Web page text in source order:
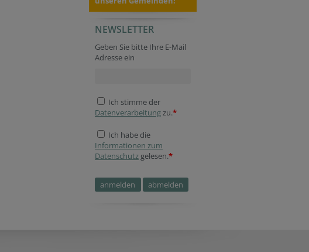
NEWSLETTER
Geben Sie bitte Ihre E-Mail
Adresse ein
Ich stimme der
Datenverarbeitungzu.*
Ich habe die
Informationen zum
Datenschutz gelesen.*